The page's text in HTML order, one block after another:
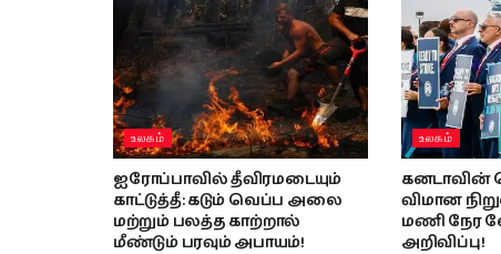
உலகம்
ஐரோப்பாவில் தீவிரமடையும்
காட்டுத்தீ: கடும் வெப்ப அலை
மற்றும் பலத்த காற்றால்
மீண்டும் பரவும் அபாயம்!
உலகம்
விமான
மணி நேர
அறிவிப்பு!